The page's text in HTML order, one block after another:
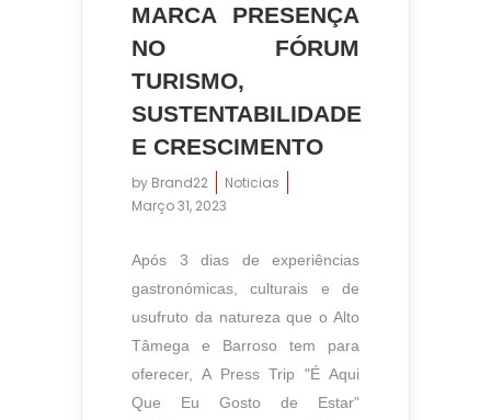
MARCA PRESENÇA
NO FÓRUM
TURISMO,
SUSTENTABILIDADE
E CRESCIMENTO
by Brand22
Noticias
Março 31, 2023
Após 3 dias de experiências
gastronómicas, culturais e de
usufruto da natureza que o Alto
Tâmega e Barroso tem para
oferecer, A Press Trip "É Aqui
Que Eu Gosto de Estar"